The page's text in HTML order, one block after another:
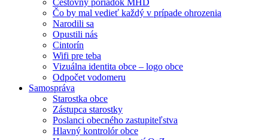
Cestovný poriadok MHD
Čo by mal vedieť každý v prípade ohrozenia
Narodili sa
Opustili nás
Cintorín
Wifi pre teba
Vizuálna identita obce – logo obce
Odpočet vodomeru
Samospráva
Starostka obce
Zástupca starostky
Poslanci obecného zastupiteľstva
Hlavný kontrolór obce